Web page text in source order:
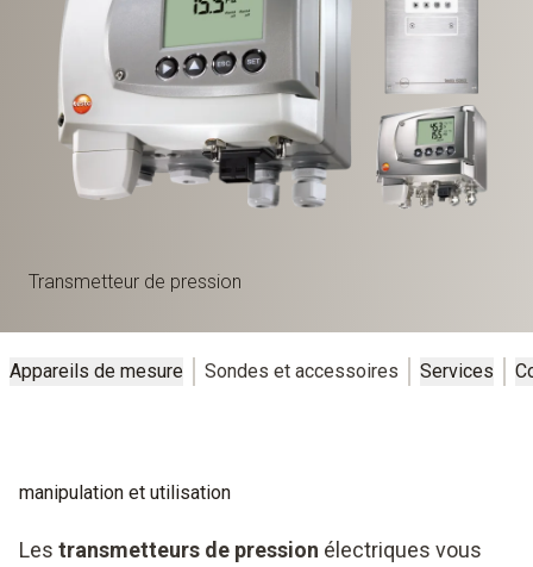
Transmetteur de pression
Appareils de mesure Sondes et accessoires Services
manipulation et utilisation
Les transmetteurs de pression électriques vous